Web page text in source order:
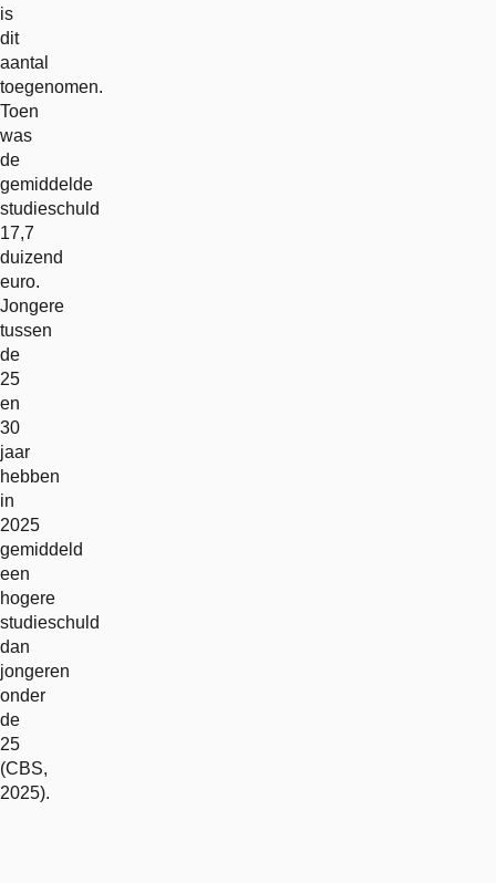
is
dit
aantal
toegenomen.
Toen
was
de
gemiddelde
studieschuld
17,7
duizend
euro.
Jongere
tussen
de
25
en
30
jaar
hebben
in
2025
gemiddeld
een
hogere
studieschuld
dan
jongeren
onder
de
25
(CBS,
2025).